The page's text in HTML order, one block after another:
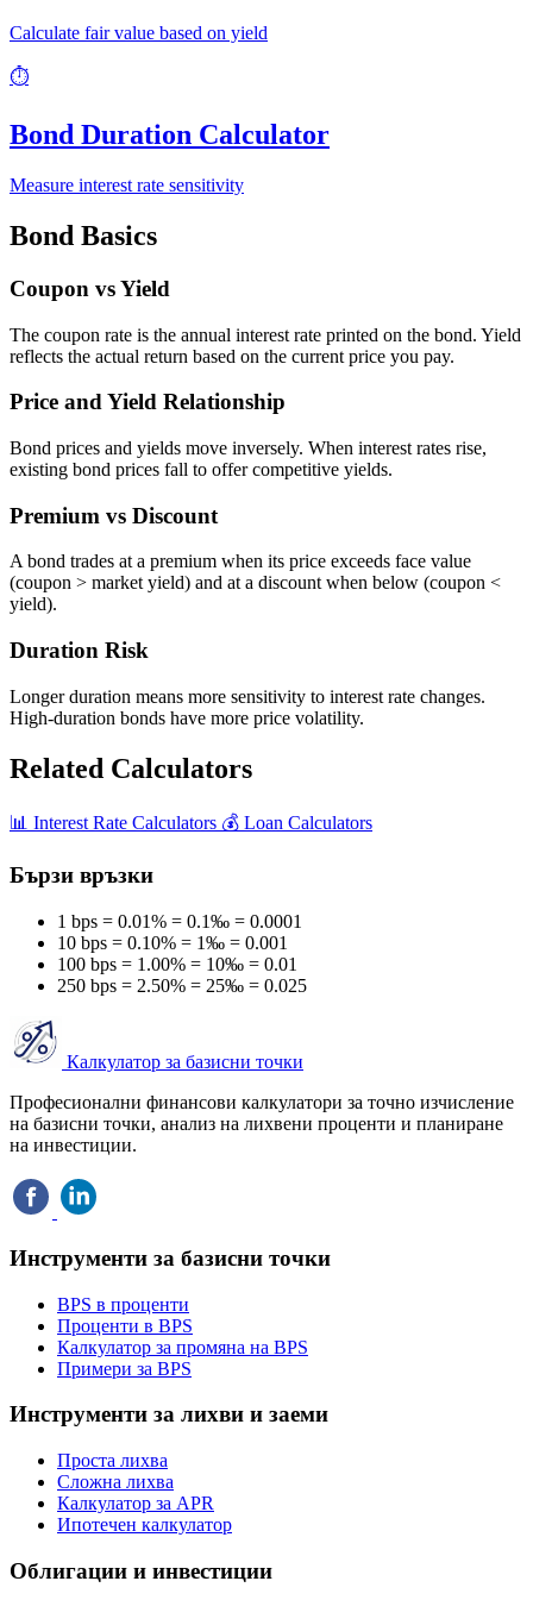
Calculate fair value based on yield
⏱️
Bond Duration Calculator
Measure interest rate sensitivity
Bond Basics
Coupon vs Yield
The coupon rate is the annual interest rate printed on the bond. Yield
reflects the actual return based on the current price you pay.
Price and Yield Relationship
Bond prices and yields move inversely. When interest rates rise,
existing bond prices fall to offer competitive yields.
Premium vs Discount
A bond trades at a premium when its price exceeds face value
(coupon > market yield) and at a discount when below (coupon <
yield).
Duration Risk
Longer duration means more sensitivity to interest rate changes.
High-duration bonds have more price volatility.
Related Calculators
📊 Interest Rate Calculators 💰 Loan Calculators
Бързи връзки
1 bps = 0.01% = 0.1‰ = 0.0001
10 bps = 0.10% = 1‰ = 0.001
100 bps = 1.00% = 10‰ = 0.01
250 bps = 2.50% = 25‰ = 0.025
Калкулатор за базисни точки
Професионални финансови калкулатори за точно изчисление
на базисни точки, анализ на лихвени проценти и планиране
на инвестиции.
Инструменти за базисни точки
BPS в проценти
Проценти в BPS
Калкулатор за промяна на BPS
Примери за BPS
Инструменти за лихви и заеми
Проста лихва
Сложна лихва
Калкулатор за APR
Ипотечен калкулатор
Облигации и инвестиции